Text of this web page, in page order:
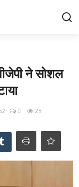
ने सोशल
0 28